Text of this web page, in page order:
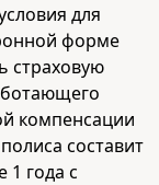
для
форме
страховую
компенсации
составит
1 года с